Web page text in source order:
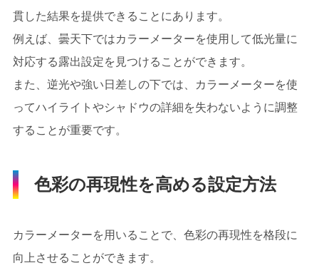
貫した結果を提供できることにあります。
例えば、曇天下ではカラーメーターを使用して低光量に
対応する露出設定を見つけることができます。
また、逆光や強い日差しの下では、カラーメーターを使
ってハイライトやシャドウの詳細を失わないように調整
することが重要です。
色彩の再現性を高める設定方法
カラーメーターを用いることで、色彩の再現性を格段に
向上させることができます。